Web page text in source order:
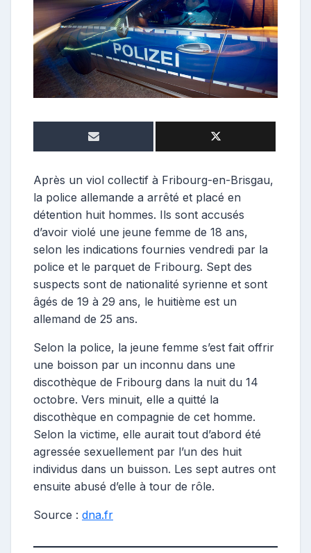
b
u
t
r
i
c
e
Après un viol collectif à Fribourg-en-Brisgau,
la police allemande a arrêté et placé en
détention huit hommes. Ils sont accusés
d’avoir violé une jeune femme de 18 ans,
selon les indications fournies vendredi par la
police et le parquet de Fribourg. Sept des
suspects sont de nationalité syrienne et sont
âgés de 19 à 29 ans, le huitième est un
allemand de 25 ans.
Selon la police, la jeune femme s’est fait offrir
une boisson par un inconnu dans une
discothèque de Fribourg dans la nuit du 14
octobre. Vers minuit, elle a quitté la
discothèque en compagnie de cet homme.
Selon la victime, elle aurait tout d’abord été
agressée sexuellement par l’un des huit
individus dans un buisson. Les sept autres ont
ensuite abusé d’elle à tour de rôle.
Source : dna.fr